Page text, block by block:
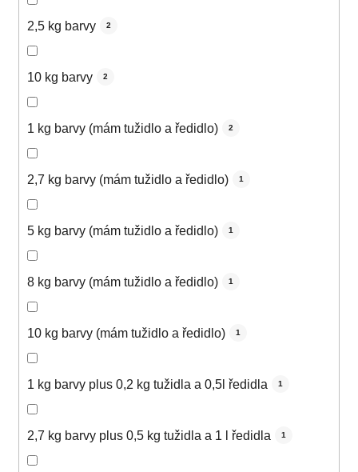
2,5 kg barvy 2
10 kg barvy 2
1 kg barvy (mám tužidlo a ředidlo) 2
2,7 kg barvy (mám tužidlo a ředidlo) 1
5 kg barvy (mám tužidlo a ředidlo) 1
8 kg barvy (mám tužidlo a ředidlo) 1
10 kg barvy (mám tužidlo a ředidlo) 1
1 kg barvy plus 0,2 kg tužidla a 0,5l ředidla 1
2,7 kg barvy plus 0,5 kg tužidla a 1 l ředidla 1